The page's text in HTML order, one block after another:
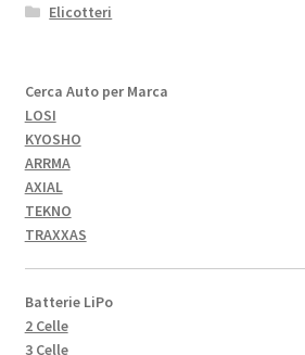
Elicotteri
Cerca Auto per Marca
LOSI
KYOSHO
ARRMA
AXIAL
TEKNO
TRAXXAS
Batterie LiPo
2 Celle
3 Celle